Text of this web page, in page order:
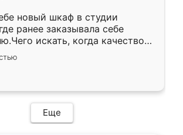
новый шкаф в студии
ранее заказывала себе
искать, когда качеством
Служит кухня уже почти
нет.
Еще